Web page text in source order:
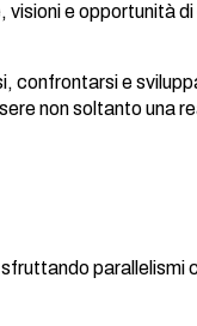
visioni e opportunità
confrontarsi e
non soltanto una
parallelismi